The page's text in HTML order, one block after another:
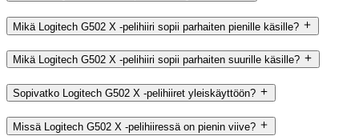
Mikä Logitech G502 X -pelihiiri sopii parhaiten pienille käsille?
Mikä Logitech G502 X -pelihiiri sopii parhaiten suurille käsille?
Sopivatko Logitech G502 X -pelihiiret yleiskäyttöön?
Missä Logitech G502 X -pelihiiressä on pienin viive?